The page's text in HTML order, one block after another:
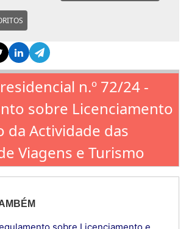
n.º 72/24 -
sobre Licenciamento
da Actividade das
Viagens e Turismo
sobre Licenciamento e